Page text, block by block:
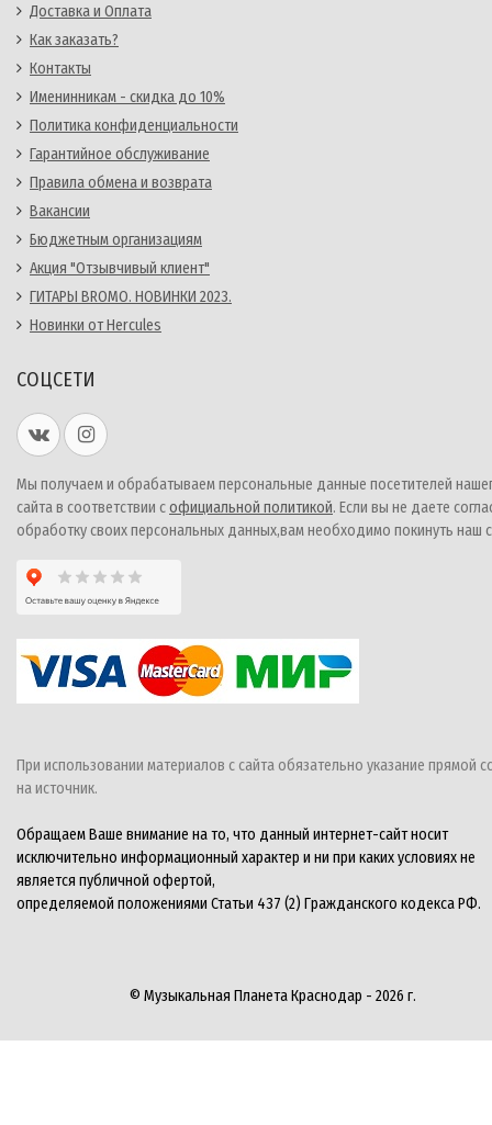
Доставка и Оплата
Как заказать?
Контакты
Именинникам - скидка до 10%
Политика конфиденциальности
Гарантийное обслуживание
Правила обмена и возврата
Вакансии
Бюджетным организациям
Акция "Отзывчивый клиент"
ГИТАРЫ BROMO. НОВИНКИ 2023.
Новинки от Hercules
СОЦСЕТИ
Мы получаем и обрабатываем персональные данные посетителей
сайта в соответствии софициальной политикой. Если вы не даете
обработку своих персональных данных,вам необходимо покинуть наш
При использовании материалов с сайта обязательно указание прямой
на источник.
Обращаем Ваше внимание на то, что данный интернет-сайт носит
исключительно информационный характер и ни при каких условиях не
является публичной офертой,
определяемой положениями Статьи 437 (2) Гражданского кодекса РФ.
© Музыкальная Планета Краснодар - 2026 г.